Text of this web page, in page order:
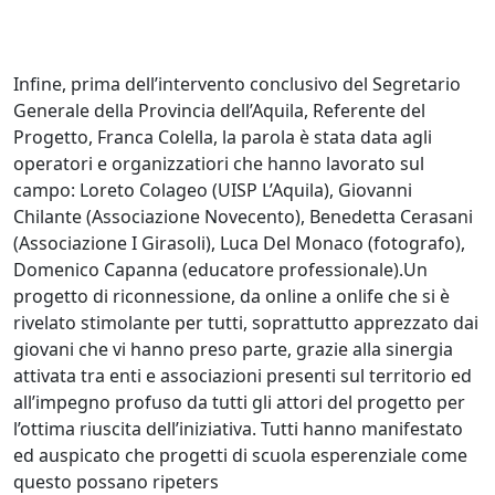
Infine, prima dell’intervento conclusivo del Segretario
Generale della Provincia dell’Aquila, Referente del
Progetto, Franca Colella, la parola è stata data agli
operatori e organizzatiori che hanno lavorato sul
campo: Loreto Colageo (UISP L’Aquila), Giovanni
Chilante (Associazione Novecento), Benedetta Cerasani
(Associazione I Girasoli), Luca Del Monaco (fotografo),
Domenico Capanna (educatore professionale).Un
progetto di riconnessione, da online a onlife che si è
rivelato stimolante per tutti, soprattutto apprezzato dai
giovani che vi hanno preso parte, grazie alla sinergia
attivata tra enti e associazioni presenti sul territorio ed
all’impegno profuso da tutti gli attori del progetto per
l’ottima riuscita dell’iniziativa. Tutti hanno manifestato
ed auspicato che progetti di scuola esperenziale come
questo possano ripeters